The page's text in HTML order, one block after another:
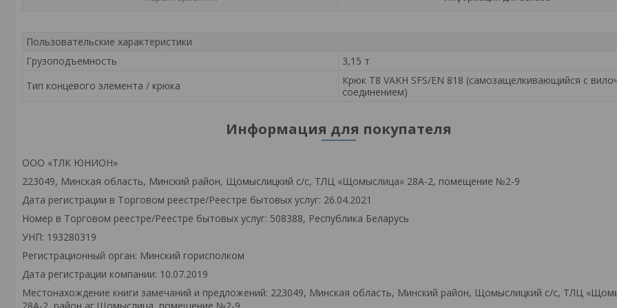
Пользовательские характеристики
Грузоподъемность
3,15 т
Тип концевого элемента / крюка
Крюк Т8 VAKH SFS/EN 818 (самозащелкивающийся с
соединением)
Информация для покупателя
ООО «ТЛК ЮНИОН»
223049, Минская область, Минский район, Щомыслицкий с/с, ТЛЦ «Щомыслица» 28А-2, помещение №2-9
Дата регистрации в Торговом реестре/Реестре бытовых услуг: 26.04.2021
Номер в Торговом реестре/Реестре бытовых услуг: 508388, Республика Беларусь
УНП: 193280319
Регистрационный орган: Минский горисполком
Дата регистрации компании: 10.07.2019
Местонахождение книги замечаний и предложений: 223049, Минская область, Минский район, Щомыслицкий с/с, ТЛЦ